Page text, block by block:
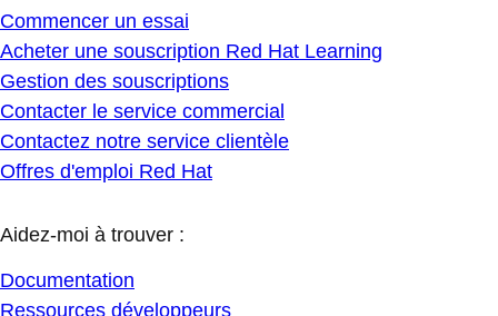
Commencer un essai
Acheter une souscription Red Hat Learning
Gestion des souscriptions
Contacter le service commercial
Contactez notre service clientèle
Offres d'emploi Red Hat
Aidez-moi à trouver :
Documentation
Ressources développeurs